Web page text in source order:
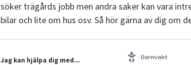
söker trägårds jobb men andra saker kan vara
bilar och lite om hus osv. Så hör gärna av dig om
Jag kan hjälpa dig med...
Barnvakt